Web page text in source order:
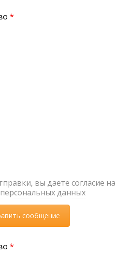
*
вы даете согласие на
данных
*